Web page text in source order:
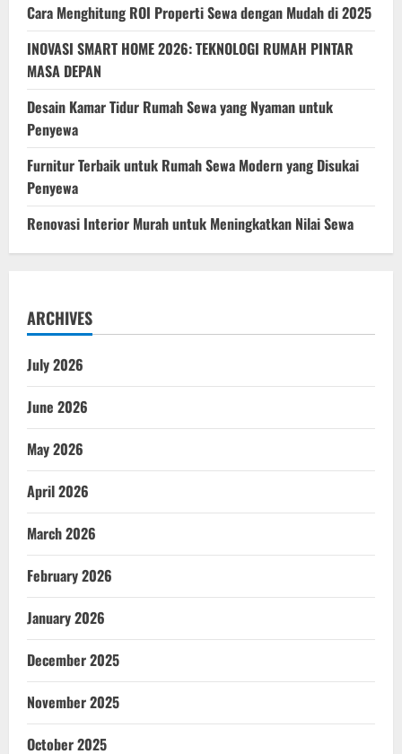
Tanpa
Repot
Cara Menghitung ROI Properti Sewa dengan Mudah di 2025
INOVASI SMART HOME 2026: TEKNOLOGI RUMAH PINTAR
MASA DEPAN
Desain Kamar Tidur Rumah Sewa yang Nyaman untuk
Penyewa
Furnitur Terbaik untuk Rumah Sewa Modern yang Disukai
Penyewa
Renovasi Interior Murah untuk Meningkatkan Nilai Sewa
ARCHIVES
July 2026
June 2026
May 2026
April 2026
March 2026
February 2026
January 2026
December 2025
November 2025
October 2025